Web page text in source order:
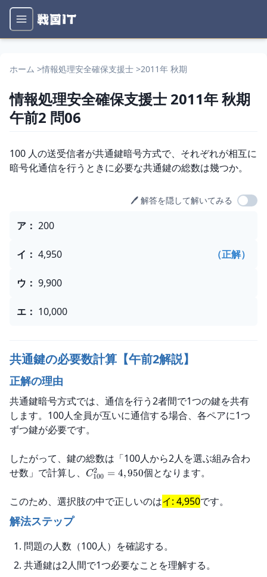
ホーム >情報処理安全確保支援士 >2011年 秋期
情報処理安全確保支援士 2011年 秋期
午前2 問06
問題文
100 人の送受信者が共通鍵暗号方式で、それぞれが相互に
暗号化通信を行うときに必要な共通鍵の総数は幾つか。
🖊️ 解答を隠して解いてみる
選択肢
ア ： 200
イ ： 4,950 （正解）
ウ ： 9,900
エ ： 10,000
共通鍵の必要数計算【午前2解説】
正解の理由
共通鍵暗号方式では、通信を行う2者間で1つの鍵を共有
します。100人全員が互いに通信する場合、各ペアに1つ
ずつ鍵が必要です。
したがって、鍵の総数は「100人から2人を選ぶ組み合わ
せ数」で計算し、
C100
2 = 4,950個となります。
このため、選択肢の中で正しいのはイ: 4,950です。
解法ステップ
問題の人数（100人）を確認する。
共通鍵は2人間で1つ必要なことを理解する。